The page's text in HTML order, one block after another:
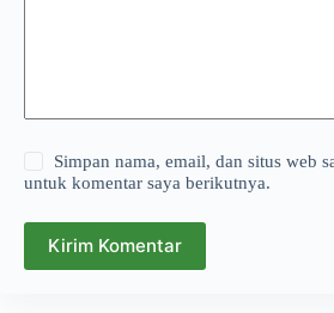
Simpan nama, email, dan situs web
untuk komentar saya berikutnya.
Kirim Komentar